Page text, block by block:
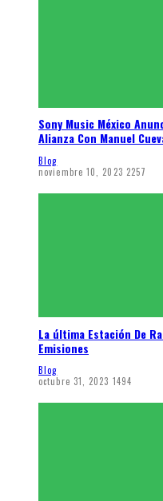
Sony Music México
Alianza Con Manuel
Blog
noviembre 10, 2023 2257
La última Estación De
Emisiones
Blog
octubre 31, 2023 1494